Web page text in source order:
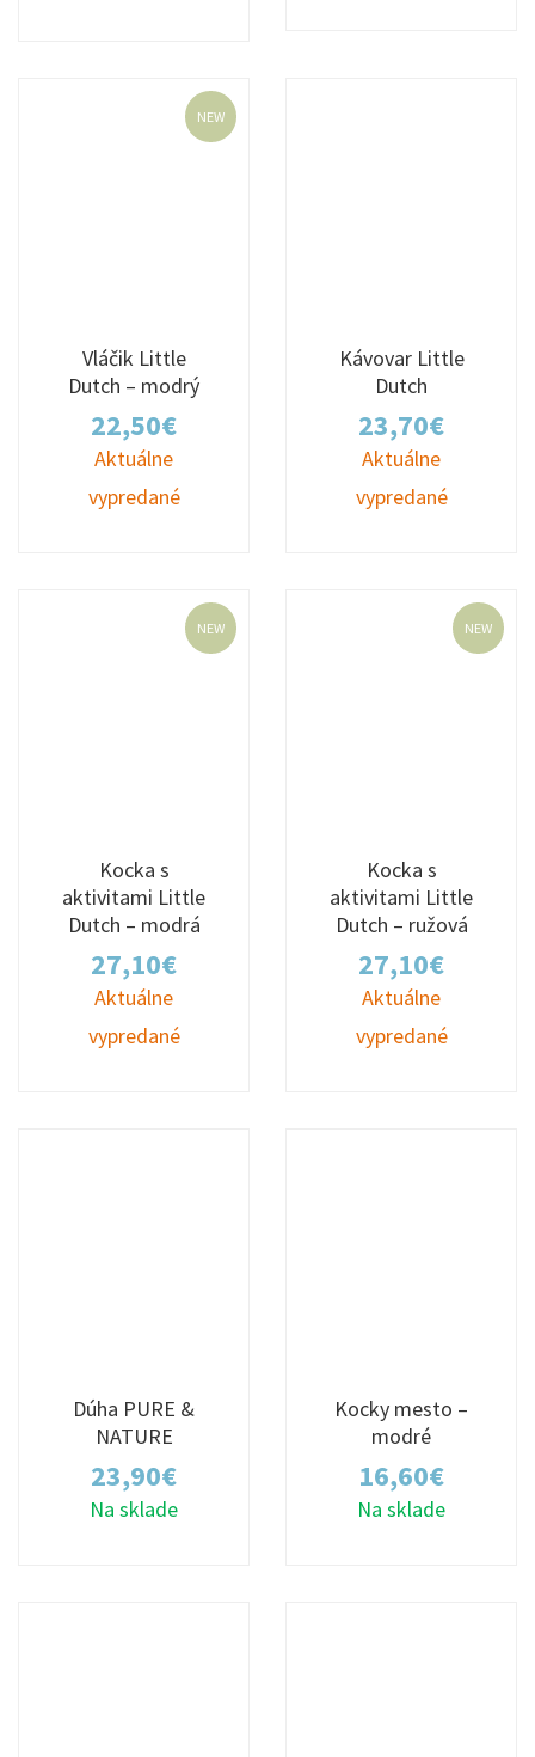
NEW
Vláčik Little
Dutch – modrý
22,50€
Aktuálne
vypredané
Kávovar Little
Dutch
23,70€
Aktuálne
vypredané
NEW
Kocka s
aktivitami Little
Dutch – modrá
27,10€
Aktuálne
vypredané
NEW
Kocka s
aktivitami Little
Dutch – ružová
27,10€
Aktuálne
vypredané
Dúha PURE &
NATURE
23,90€
Na sklade
Kocky mesto –
modré
16,60€
Na sklade